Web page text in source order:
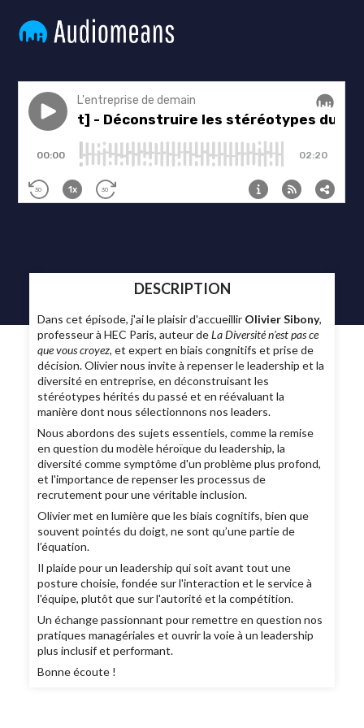
DESCRIPTION
Dans cet épisode, j'ai le plaisir d'accueillir Olivier Sibony,
professeur à HEC Paris, auteur deLa Diversité n'est pas ce
que vous croyez, et expert en biais congnitifs et prise de
décision. Olivier nous invite à repenser le leadership et la
diversité en entreprise, en déconstruisant les
stéréotypes hérités du passé et en réévaluant la
manière dont nous sélectionnons nos leaders.
Nous abordons des sujets essentiels, comme la remise
en question du modèle héroïque du leadership, la
diversité comme symptôme d'un problème plus profond,
et l'importance de repenser les processus de
recrutement pour une véritable inclusion.
Olivier met en lumière que les biais cognitifs, bien que
souvent pointés du doigt, ne sont qu’une partie de
l’équation.
Il plaide pour un leadership qui soit avant tout une
posture choisie, fondée sur l'interaction et le service à
l'équipe, plutôt que sur l'autorité et la compétition.
Un échange passionnant pour remettre en question nos
pratiques managériales et ouvrir la voie à un leadership
plus inclusif et performant.
Bonne écoute !